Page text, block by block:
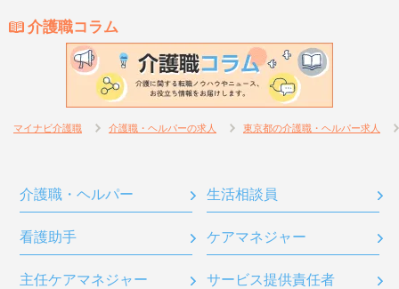
介護職コラム
マイナビ介護職 介護職・ヘルパーの求人 東京都の介護職・ヘルパー求人
介護職・ヘルパー 生活相談員
看護助手 ケアマネジャー
主任ケアマネジャー サービス提供責任者